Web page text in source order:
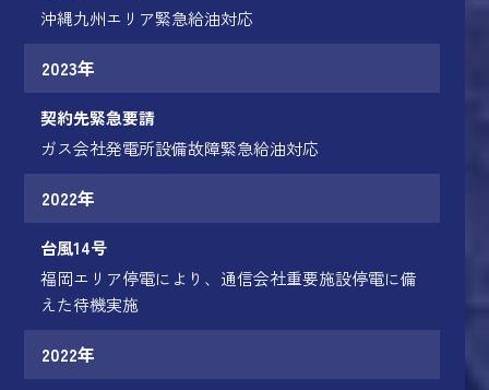
沖縄九州エリア緊急給油対応
2023年
契約先緊急要請
ガス会社発電所設備故障緊急給油対応
2022年
台風14号
福岡エリア停電により、通信会社重要施設停電に備
えた待機実施
2022年